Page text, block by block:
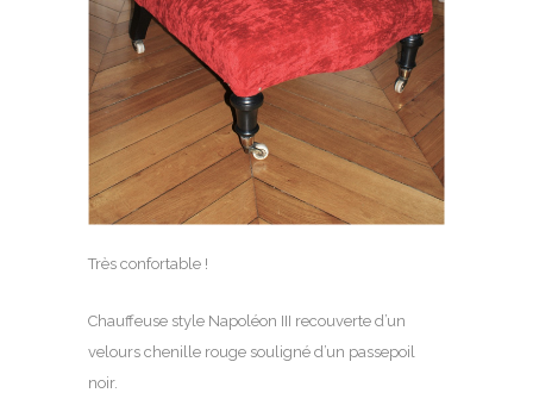
Très confortable !
Chauffeuse style Napoléon III recouverte d’un
velours chenille rouge souligné d’un passepoil
noir.